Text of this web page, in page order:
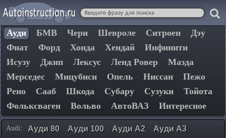
Ауди БМВ Чери Шевроле Ситроен
Дэу
Фиат
Форд Хонда Хендай
Инфинити
Исузу
Джип Лексус Ленд Ровер
Мазда
Мерседес
Мицубиси Опель Ниссан
Пежо
Рено
Сааб Шкода Субару Сузуки
Тойота
Фольксваген
Вольво АвтоВАЗ Интересное
Audi: Ауди 80 Ауди 100 Ауди А2
Ауди А3